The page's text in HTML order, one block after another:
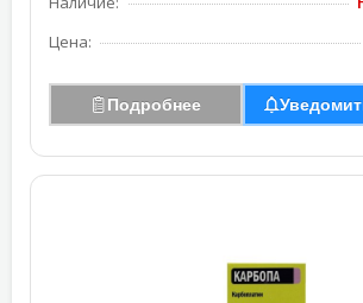
Цена:
Подробнее